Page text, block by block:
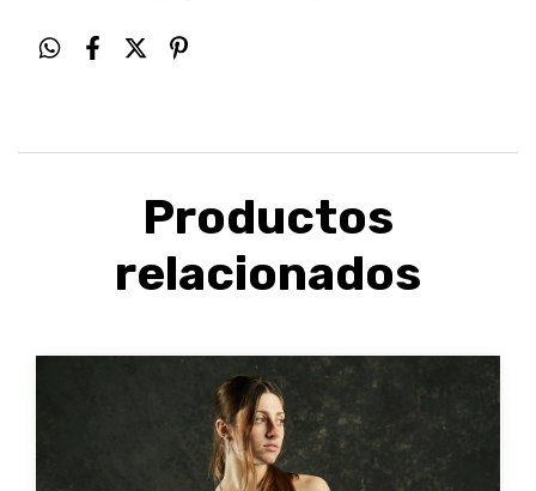
Productos
relacionados